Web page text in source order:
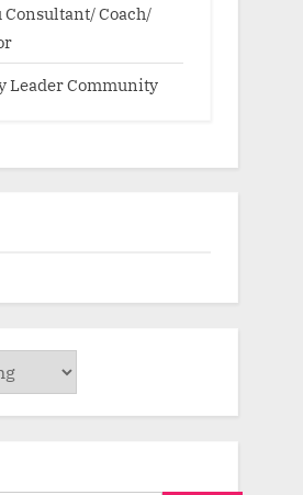
Consultant/ Coach/
Leader Community